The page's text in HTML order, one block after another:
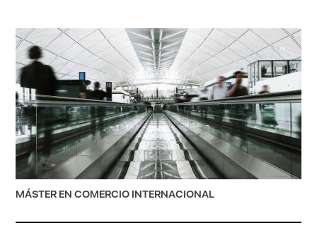
MÁSTER EN COMERCIO INTERNACIONAL